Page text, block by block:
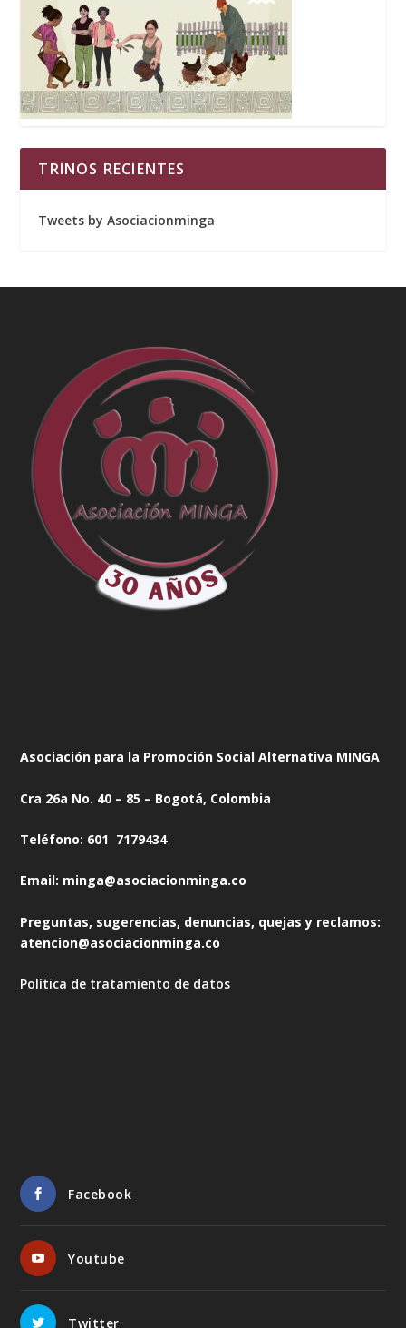
TRINOS RECIENTES
Tweets by Asociacionminga
Asociación para la Promoción Social Alternativa MINGA
Cra 26a No. 40 – 85 – Bogotá, Colombia
Teléfono: 601 7179434
Email: minga@asociacionminga.co
Preguntas, sugerencias, denuncias, quejas y reclamos:
atencion@asociacionminga.co
Política de tratamiento de datos
Facebook
Youtube
Twitter